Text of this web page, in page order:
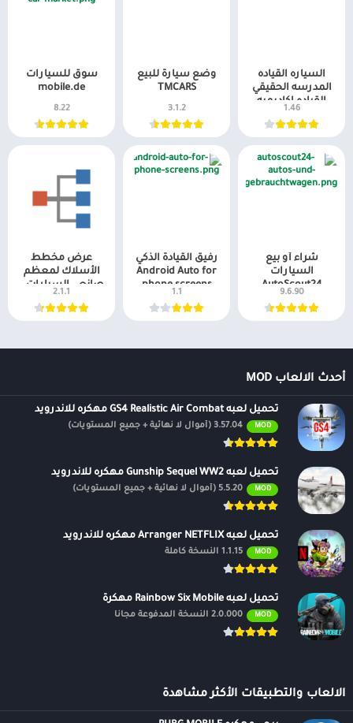
السياره القياده
المدرسه الحقيقي
القياده اكاديميه
1.46
وضع سيارة للبيع
TMCARS
3.1.2
سوق للسيارات
mobile.de
8.22
شراء أو بيع
السيارات
AutoScout24
9.6.90
رفيق القيادة الذكي
Android Auto for
phone screens
1.1
عرض مخطط
الأسلاك لمعظم
صانعي السيارات –
2.1.1
أحدث الالعاب MOD
تحميل لعبه GS4 Realistic Air Combat مهكره للاندرويد
MOD 3.57.04 (أموال لا نهائية + جميع المستويات)
تحميل لعبه Gunship Sequel WW2 مهكره للاندرويد
MOD 5.5.20 (أموال لا نهائية + جميع المستويات)
تحميل لعبه Arranger NETFLIX مهكره للاندرويد
MOD 1.1.15 النسخة كاملة
تحميل لعبه Rainbow Six Mobile مهكرة
MOD 2.0.000 النسخة المدفوعة مجانًا
الالعاب والتطبيقات الأكثر مشاهدة